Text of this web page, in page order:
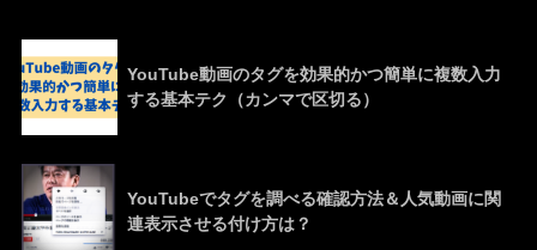
YouTube動画のタグを効果的かつ簡単に複数入力
する基本テク（カンマで区切る）
YouTubeでタグを調べる確認方法＆人気動画に関
連表示させる付け方は？